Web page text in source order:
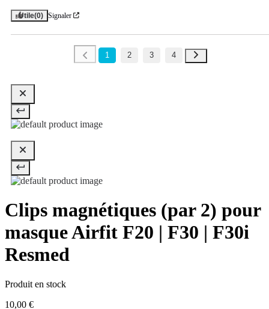
Utile(0) Signaler
1 2 3 4
Clips magnétiques (par 2) pour
masque Airfit F20 | F30 | F30i
Resmed
Produit en stock
10,00 €